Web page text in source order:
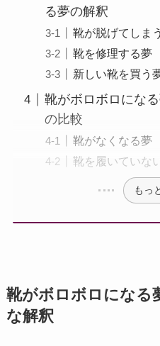
る夢の解釈
靴が脱げてしま
靴を修理する夢
新しい靴を買う
靴がボロボロにな
の比較
靴がなくなる夢
靴を履いていな
もっ
靴がボロボロになる
な解釈